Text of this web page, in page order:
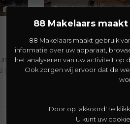
|
Rivierenbuurt-
Lekstraat 89
€ 349.000
OPGELET | 88 M2
SLAAPKAMERS | 2 MIN
88 Makelaars
88 Makelaars maakt gebruik
informatie over uw apparaat,
het analyseren van uw activiteit op
Ook zorgen wij ervoor dat de
Door op 'akkoord' te
U kunt uw